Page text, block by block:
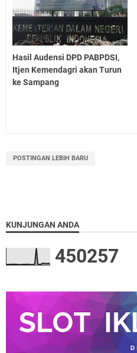
Hasil Audensi DPD PABPDSI,
Itjen Kemendagri akan Turun
ke Sampang
POSTINGAN LEBIH BARU
KUNJUNGAN ANDA
450257